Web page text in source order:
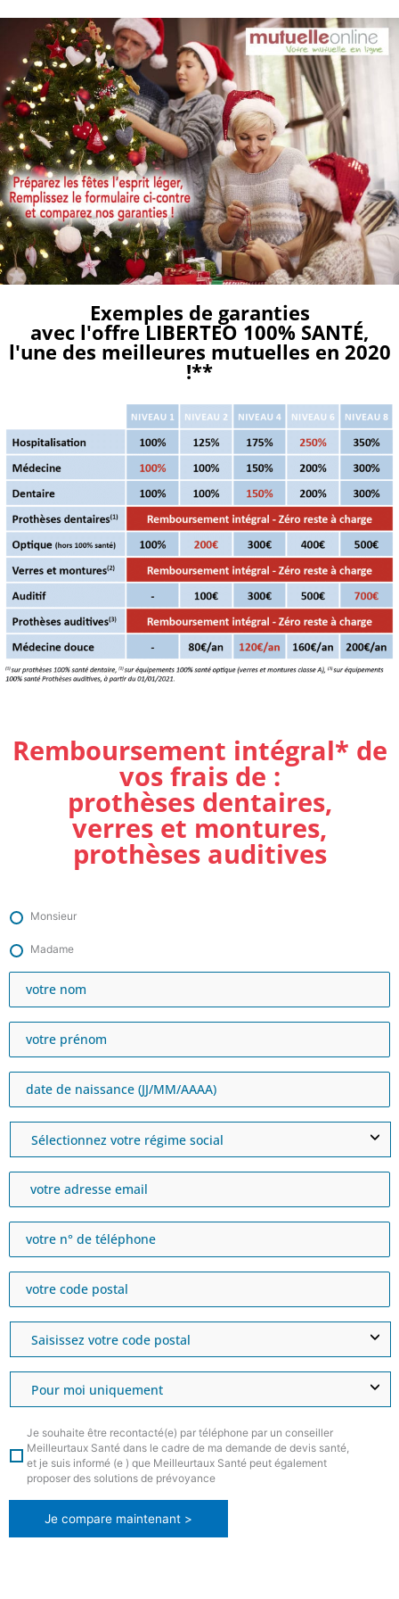
contenu
Exemples de garanties
avec l'offre LIBERTEO 100% SANTÉ,
l'une des meilleures mutuelles en 2020
!**
Remboursement intégral* de
vos frais de :
prothèses dentaires,
verres et montures,
prothèses auditives
Monsieur
Madame
Je souhaite être recontacté(e) par téléphone par un conseiller
Meilleurtaux Santé dans le cadre de ma demande de devis santé,
et je suis informé (e ) que Meilleurtaux Santé peut également
proposer des solutions de prévoyance
Je compare maintenant >